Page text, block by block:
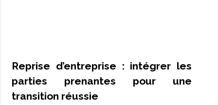
Reprise d’entreprise : intégrer les
parties prenantes pour une
transition réussie